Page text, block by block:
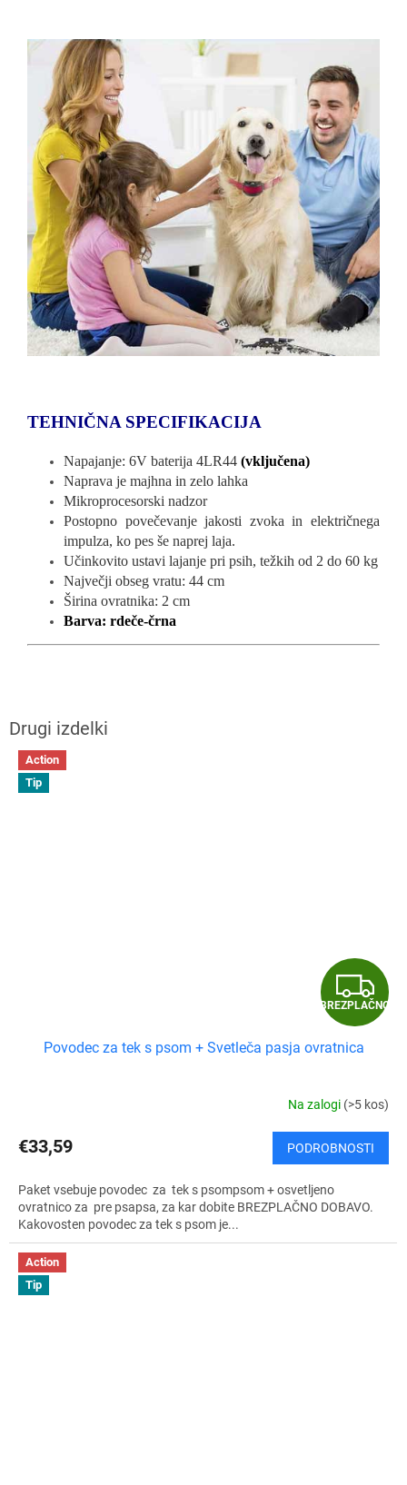
TEHNIČNA SPECIFIKACIJA
Napajanje: 6V baterija 4LR44 (vključena)
Naprava je majhna in zelo lahka
Mikroprocesorski nadzor
Postopno povečevanje jakosti zvoka in električnega
impulza, ko pes še naprej laja.
Učinkovito ustavi lajanje pri psih, težkih od 2 do 60 kg
Največji obseg vratu: 44 cm
Širina ovratnika: 2 cm
Barva: rdeče-črna
Action
Tip
B
R
Z
P
L
Č
BREZPLAČNO
Povodec za tek s psom + Svetleča pasja ovratnica
Na zalogi (>5 kos)
€33,59 PODROBNOSTI
Paket vsebuje povodec za tek s psompsom + osvetljeno
ovratnico za pre psapsa, za kar dobite BREZPLAČNO DOBAVO.
Kakovosten povodec za tek s psom je...
Action
Tip